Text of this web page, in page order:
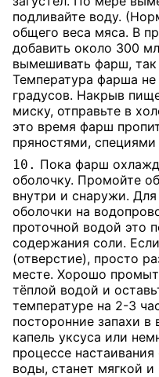
подливайте воду.
общего веса мяса. В
добавить около 300
вымешивать фарш, так
Температура фарша
градусов. Накрыв
миску, отправьте в
это время фарш
пряностями,
10. Пока фарш
оболочку. Промойте
внутри и снаружи. Для
оболочки на
проточной водой это
содержания соли.
(отверстие), просто
месте. Хорошо
тёплой водой и
температуре на 2-3
посторонние запахи
капель уксуса или
процессе
воды, станет мягкой и